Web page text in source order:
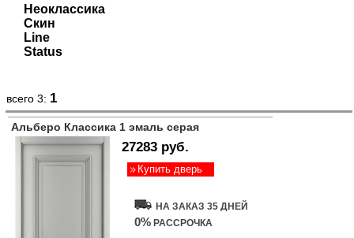
Неоклассика
Скин
Line
Status
всего 3: 1
Альберо Классика 1 эмаль серая
27283 руб.
Купить дверь
НА ЗАКАЗ 35 ДНЕЙ
0% РАССРОЧКА